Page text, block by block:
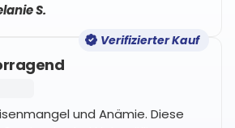
S.
Verifizierter Kauf
und Anämie. Diese